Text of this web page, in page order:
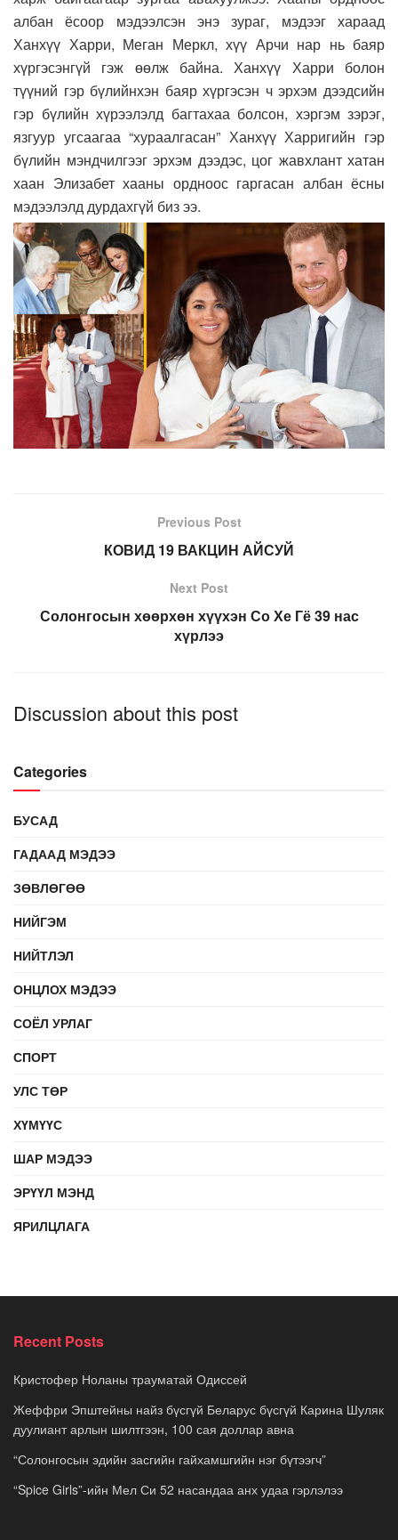
албан ёсоор мэдээлсэн энэ зураг, мэдээг хараад
Ханхүү Харри, Меган Меркл, хүү Арчи нар нь баяр
хүргэсэнгүй гэж өөлж байна. Ханхүү Харри болон
түүний гэр бүлийнхэн баяр хүргэсэн ч эрхэм дээдсийн
гэр бүлийн хүрээлэлд багтахаа болсон, хэргэм зэрэг,
язгуур угсаагаа “хураалгасан” Ханхүү Харригийн гэр
бүлийн мэндчилгээг эрхэм дээдэс, цог жавхлант хатан
хаан Элизабет хааны ордноос гаргасан албан ёсны
мэдээлэлд дурдахгүй биз ээ.
Previous Post
КОВИД 19 ВАКЦИН АЙСУЙ
Next Post
Солонгосын хөөрхөн хүүхэн Со Хе Гё 39 нас
хүрлээ
Discussion about this post
Categories
БУСАД
ГАДААД МЭДЭЭ
ЗӨВЛӨГӨӨ
НИЙГЭМ
НИЙТЛЭЛ
ОНЦЛОХ МЭДЭЭ
СОЁЛ УРЛАГ
СПОРТ
УЛС ТӨР
ХҮМҮҮС
ШАР МЭДЭЭ
ЭРҮҮЛ МЭНД
ЯРИЛЦЛАГА
Recent Posts
Кристофер Ноланы трауматай Одиссей
Жеффри Эпштейны найз бүсгүй Беларус бүсгүй Карина Шуляк
дуулиант арлын шилтгээн, 100 сая доллар авна
“Солонгосын эдийн засгийн гайхамшгийн нэг бүтээгч”
“Spice Girls”-ийн Мел Си 52 насандаа анх удаа гэрлэлээ